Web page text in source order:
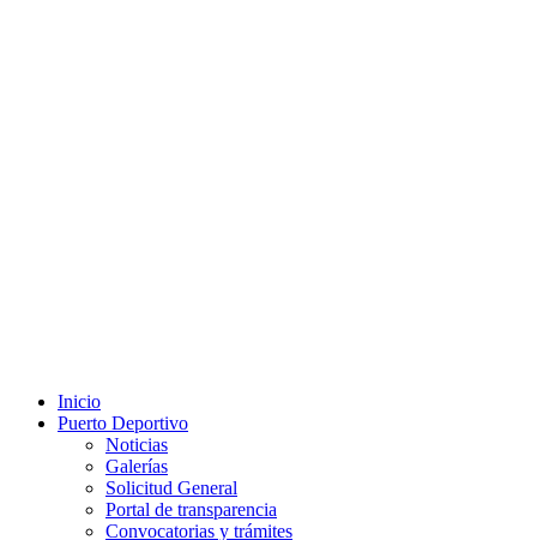
Inicio
Puerto Deportivo
Noticias
Galerías
Solicitud General
Portal de transparencia
Convocatorias y trámites